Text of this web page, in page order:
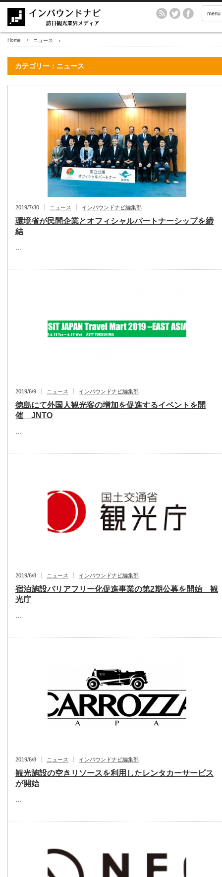
menu
Home ニュース
カテゴリー：ニュース
2019/7/30 ニュース インバウンドナビ編集部
環境省が民間企業とオフィシャルパートナーシップを締
結
2019/6/9 ニュース インバウンドナビ編集部
徳島にて外国人観光客の増加を促進するイベントを開
催 JNTO
2019/6/8 ニュース インバウンドナビ編集部
宿泊施設バリアフリー化促進事業の第2期公募を開始 観
光庁
2019/6/8 ニュース インバウンドナビ編集部
観光施設の空きリソースを利用したレンタカーサービス
が開始